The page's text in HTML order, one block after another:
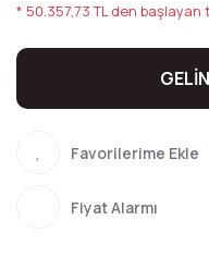
* 50.357,73 TL den
Fiyat Alarmı